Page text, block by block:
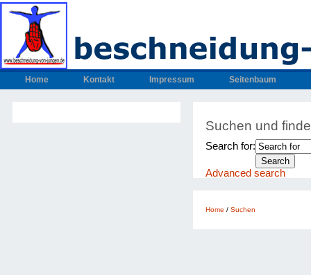
Home Kontakt Impressum Seitenbaum
Suchen und
Search for:
Advanced search
Home / Suchen